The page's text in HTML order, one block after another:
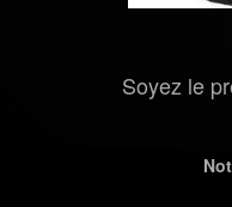
Soyez le